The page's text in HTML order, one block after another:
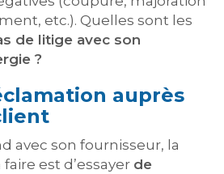
etc.). Quelles sont les
de litige avec son
?
auprès
avec son fournisseur, la
est d’essayer de